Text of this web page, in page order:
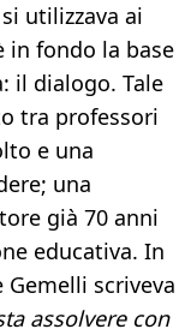
utilizzava ai
in fondo la base
il dialogo. Tale
tra professori
e una
una
già 70 anni
educativa. In
scriveva
assolvere con